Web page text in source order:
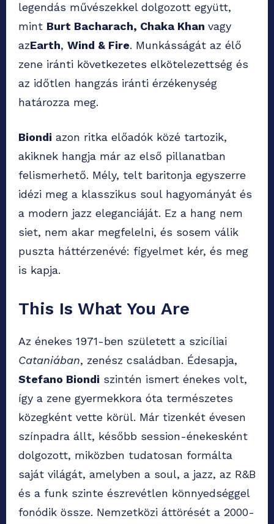
legendás művészekkel dolgozott együtt,
mint Burt Bacharach, Chaka Khan vagy
azEarth, Wind & Fire. Munkásságát az élő
zene iránti következetes elkötelezettség és
az időtlen hangzás iránti érzékenység
határozza meg.
Biondi azon ritka előadók közé tartozik,
akiknek hangja már az első pillanatban
felismerhető. Mély, telt baritonja egyszerre
idézi meg a klasszikus soul hagyományát és
a modern jazz eleganciáját. Ez a hang nem
siet, nem akar megfelelni, és sosem válik
puszta háttérzenévé: figyelmet kér, és meg
is kapja.
This Is What You Are
Az énekes 1971-ben született a szicíliai
Cataniában, zenész családban. Édesapja,
Stefano Biondi szintén ismert énekes volt,
így a zene gyermekkora óta természetes
közegként vette körül. Már tizenkét évesen
színpadra állt, később session-énekesként
dolgozott, miközben tudatosan formálta
saját világát, amelyben a soul, a jazz, az R&B
és a funk szinte észrevétlen könnyedséggel
fonódik össze. Nemzetközi áttörését a 2000-